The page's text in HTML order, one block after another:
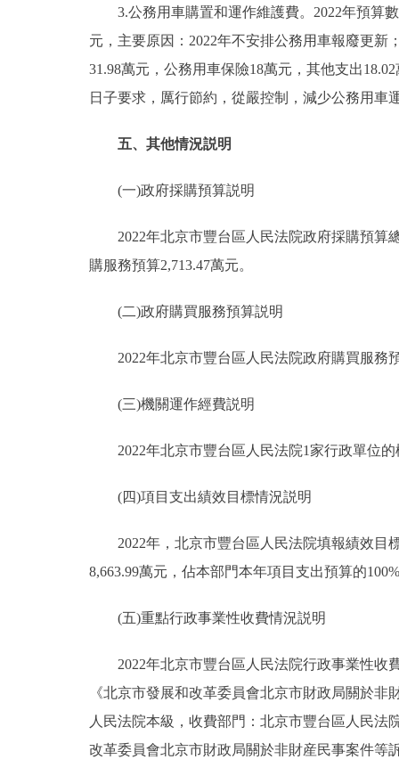
3.公務用車購置和運作維護費。2022年預算數
元，主要原因：2022年不安排公務用車報廢更新
31.98萬元，公務用車保險18萬元，其他支出
日子要求，厲行節約，從嚴控制，減少公務用車
五、其他情況説明
(一)政府採購預算説明
2022年北京市豐台區人民法院政府採購預算總
購服務預算2,713.47萬元。
(二)政府購買服務預算説明
2022年北京市豐台區人民法院政府購買服務預
(三)機關運作經費説明
2022年北京市豐台區人民法院1家行政單位的
(四)項目支出績效目標情況説明
2022年，北京市豐台區人民法院填報績效目標
8,663.99萬元，佔本部門本年項目支出預算的
(五)重點行政事業性收費情況説明
2022年北京市豐台區人民法院行政事業性收
《北京市發展和改革委員會北京市財政局關於
人民法院本級，收費部門：北京市豐台區人民
改革委員會北京市財政局關於非財産民事案件等